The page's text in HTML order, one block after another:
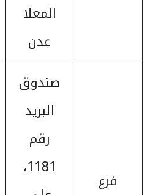
المعلا
عدن
فرع
صندوق
البريد
رقم
1181،